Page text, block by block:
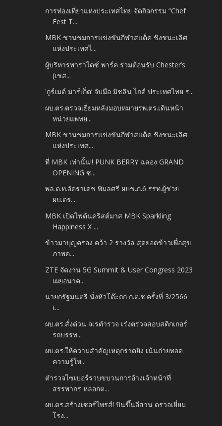
การท่องเที่ยวแห่งประเทศไทย จัดกิจกรรม “Chef
Fest T...
MBK ชวนชมการแข่งขันกีฬาสแต็ค ชิงชนะเลิศ
แห่งประเทศไ...
ผู้บริหารพาราไดซ์ พาร์ค ร่วมต้อนรับ Chester’s
(เชส...
'กูร์เมต์ มาร์เก็ต’ จับมือ มิชลิน ไกด์ ประเทศไทย ร...
ผบ.ตร.ตรวจเยี่ยมหลังมอบหมายรพ.ตร.เดินหน้า
หน่วยแพทย...
MBK ชวนชมการแข่งขันกีฬาสแต็ค ชิงชนะเลิศ
แห่งประเทศ...
ที่ MBK เท่านั้น!! PUNK BERRY ฉลอง GRAND
OPENING ซ...
พล.ต.ท.อัคราเดช พิมลศรี ผบช.ภ.6 รรท.ผู้ช่วย
ผบ.ตร....
MBK เปิดไฟต้นคริสต์มาส MBK Sparkling
Happiness X ...
ข้าวมาบุญครอง คว้า 2 รางวัล สุดยอดข้าวเพื่อสุข
ภาพค...
ZTE จัดงาน 5G Summit & User Congress 2023
เผยอนาค...
นายกรัฐมนตรี นั่งหัวโต๊ะถก ก.ต.ช.ครั้งที่ 3/2566
เ...
ผบ.ตร.สั่งด่วน จเรตำรวจ เร่งตรวจสอบสติกเกอร์
รถบรรท...
ผบ.ตร.ให้ความสำคัญเหตุกราดยิง เน้นถ่ายทอด
ความรู้ให...
ตำรวจไซเบอร์รวบขบวนการอ้างเจ้าหน้าที่
สรรพากร หลอกต...
ผบ.ตร.สร้างเซอร์ไพรส์! บินขึ้นอีสาน ตรวจเยี่ยม
โรง...